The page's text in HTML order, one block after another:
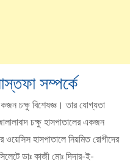
সম্পর্কে
চক্ষু বিশেষজ্ঞ। তার যোগ্যতা
চক্ষু হাসপাতালের একজন
ওয়েসিস হাসপাতালে নিয়মিত রোগীদের
ডাঃ কাজী মোঃ দিদার-ই-